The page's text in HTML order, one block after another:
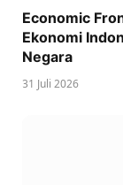
Economic
Ekonomi
Negara
31 Juli 2026